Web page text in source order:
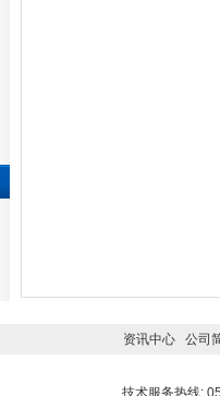
资讯中心 公司
技术服务热线: